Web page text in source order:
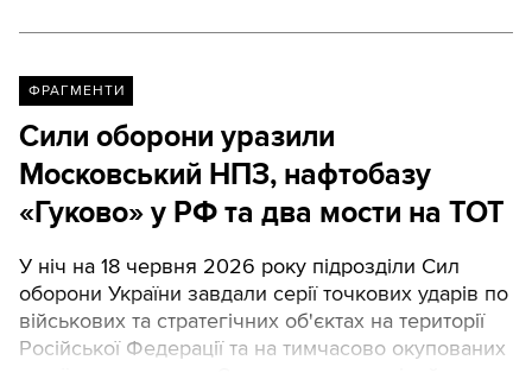
ФРАГМЕНТИ
Сили оборони уразили
Московський НПЗ, нафтобазу
«Гуково» у РФ та два мости на ТОТ
У ніч на 18 червня 2026 року підрозділи Сил
оборони України завдали серії точкових ударів по
військових та стратегічних об'єктах на території
Російської Федерації та на тимчасово окупованих